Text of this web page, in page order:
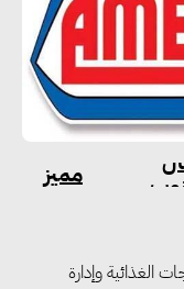
مميز
الغذائية وإدارة